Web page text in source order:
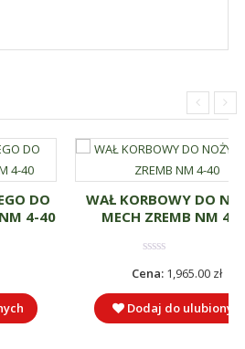
DO
4-40
WAŁ KORBOWY DO
MECH ZREMB NM 4-
Cena: 1,965.00 zł
Dodaj do